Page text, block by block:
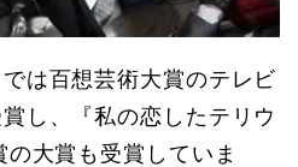
では百想芸術大賞のテレビ
し、『私の恋したテリウ
大賞も受賞していま